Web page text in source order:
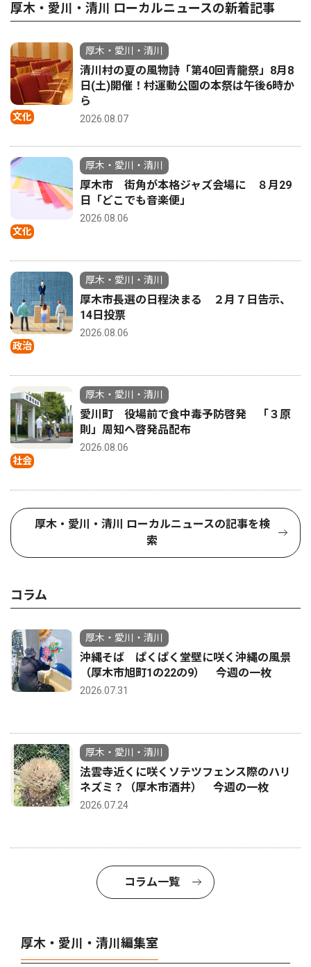
厚木・愛川・清川 ローカルニュースの新着記事
文化
厚木・愛川・清川
清川村の夏の風物詩「第40回青龍祭」8月8
日(土)開催！村運動公園の本祭は午後6時か
ら
2026.08.07
文化
厚木・愛川・清川
厚木市 街角が本格ジャズ会場に ８月29
日「どこでも音楽便」
2026.08.06
政治
厚木・愛川・清川
厚木市長選の日程決まる ２月７日告示、
14日投票
2026.08.06
社会
厚木・愛川・清川
愛川町 役場前で食中毒予防啓発 「３原
則」周知へ啓発品配布
2026.08.06
厚木・愛川・清川 ローカルニュースの記事を検
索
コラム
厚木・愛川・清川
沖縄そば ぱくぱく堂壁に咲く沖縄の風景
（厚木市旭町1の22の9） 今週の一枚
2026.07.31
厚木・愛川・清川
法雲寺近くに咲くソテツフェンス際のハリ
ネズミ？（厚木市酒井） 今週の一枚
2026.07.24
コラム一覧
厚木・愛川・清川編集室